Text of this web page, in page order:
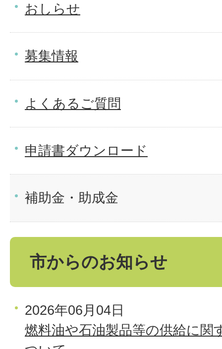
おしらせ
募集情報
よくあるご質問
申請書ダウンロード
補助金・助成金
市からのお知らせ
2026年06月04日
燃料油や石油製品等の供給に関